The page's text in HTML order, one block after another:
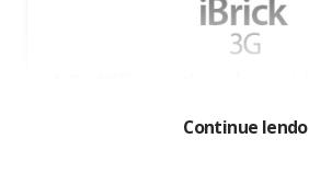
Continue lendo